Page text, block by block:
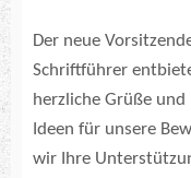
Der neue
Schriftführer
herzliche Grüße
Ideen für unsere
wir Ihre